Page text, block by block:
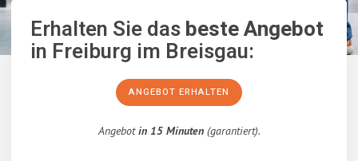
Erhalten Sie dasbeste Angebot
in Freiburg im Breisgau:
ANGEBOT ERHALTEN
Angebotin 15 Minuten(garantiert).